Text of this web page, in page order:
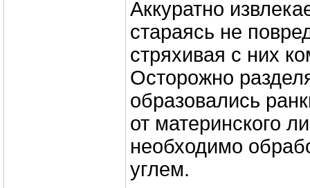
Аккуратно
стараясь не
стряхивая с них
Осторожно
образовались
от материнского
необходимо
углем.